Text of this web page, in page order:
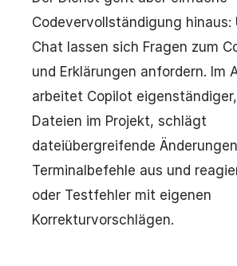
Codevervollständigung hinaus:
Chat lassen sich Fragen zum
und Erklärungen anfordern. Im
arbeitet Copilot
Dateien im Projekt, schlägt
dateiübergreifende
Terminalbefehle aus und
oder Testfehler mit eigenen
Korrekturvorschlägen.